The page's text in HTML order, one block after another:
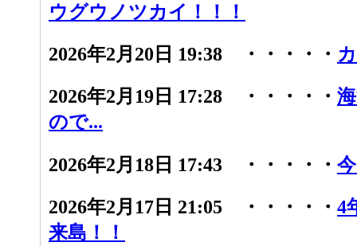
ウグウノツカイ！！！
2026年2月20日 19:38 ・・・・・
2026年2月19日 17:28 ・・・・・
ので...
2026年2月18日 17:43 ・・・・・
2026年2月17日 21:05 ・・・・・ 4
来島！！